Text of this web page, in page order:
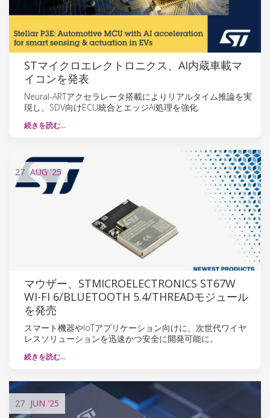
STマイクロエレクトロニクス、AI内蔵車載マ
イコンを発表
Neural-ARTアクセラレータ搭載によりリアルタイム推論を実
現し、SDV向けECU統合とエッジAI処理を強化
続きを読む…
27 AUG'25
マウザー、STMICROELECTRONICS ST67W
WI-FI 6/BLUETOOTH 5.4/THREADモジュール
を発売
スマート機器やIoTアプリケーション向けに、次世代ワイヤ
レスソリューションを迅速かつ安全に開発可能に。
続きを読む…
27 JUN '25